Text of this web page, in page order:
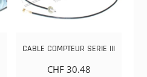
CABLE COMPTEUR SERIE III
CHF30.48